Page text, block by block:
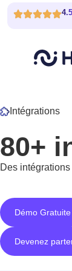
Intégrations
80+
Des
Démo Gratuite
Devenez